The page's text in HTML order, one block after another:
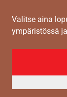
Valitse aina
ympäristössä